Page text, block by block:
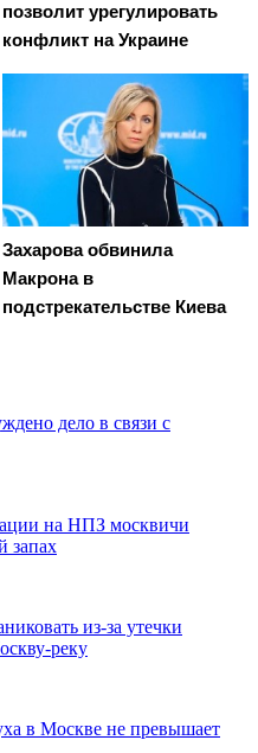
позволит урегулировать
конфликт на Украине
Захарова обвинила
Макрона в
подстрекательстве Киева
дело в связи с
на НПЗ москвичи
запах
из-за утечки
реку
в Москве не превышает